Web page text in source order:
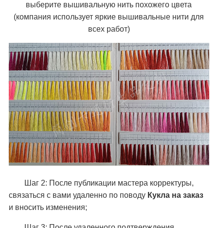
выберите вышивальную нить похожего цвета
(компания использует яркие вышивальные нити для
всех работ)
Шаг 2: После публикации мастера корректуры,
связаться с вами удаленно по поводу Кукла на заказ
и вносить изменения;